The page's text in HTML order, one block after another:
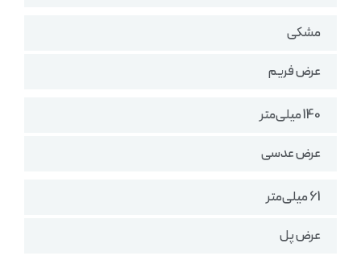
مشکی
عرض فریم
140 میلی‌متر
عرض عدسی
61 میلی‌متر
عرض پل